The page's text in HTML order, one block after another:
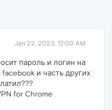
Jan 22, 2023, 12:03 AM
пароль и логин на
и часть других
for Chrome